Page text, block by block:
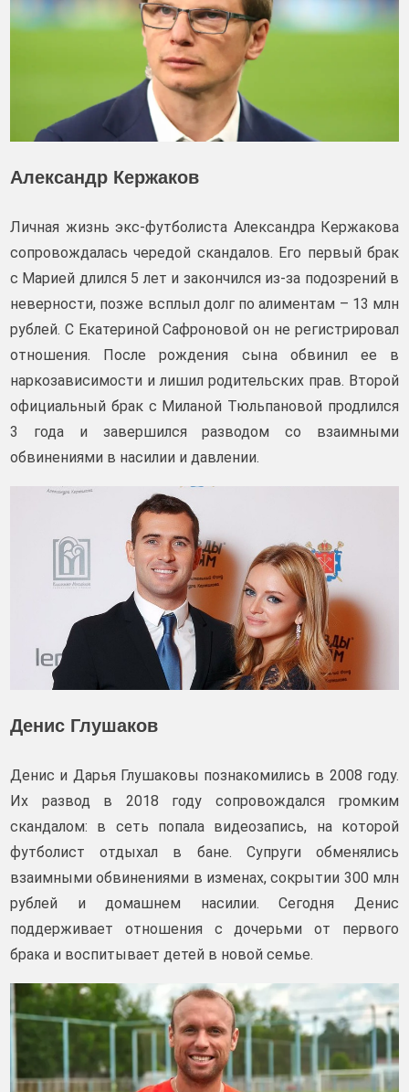
Александр Кержаков
Личная жизнь экс-футболиста Александра Кержакова
сопровождалась чередой скандалов. Его первый брак
с Марией длился 5 лет и закончился из-за подозрений в
неверности, позже всплыл долг по алиментам – 13 млн
рублей. С Екатериной Сафроновой он не регистрировал
отношения. После рождения сына обвинил ее в
наркозависимости и лишил родительских прав. Второй
официальный брак с Миланой Тюльпановой продлился
3 года и завершился разводом со взаимными
обвинениями в насилии и давлении.
Денис Глушаков
Денис и Дарья Глушаковы познакомились в 2008 году.
Их развод в 2018 году сопровождался громким
скандалом: в сеть попала видеозапись, на которой
футболист отдыхал в бане. Супруги обменялись
взаимными обвинениями в изменах, сокрытии 300 млн
рублей и домашнем насилии. Сегодня Денис
поддерживает отношения с дочерьми от первого
брака и воспитывает детей в новой семье.